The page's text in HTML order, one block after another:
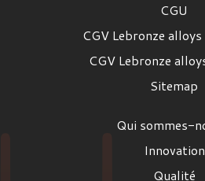
CGU
CGV Lebronze
CGV Lebronze
Sitemap
Qui sommes-
Innovation
Qualité